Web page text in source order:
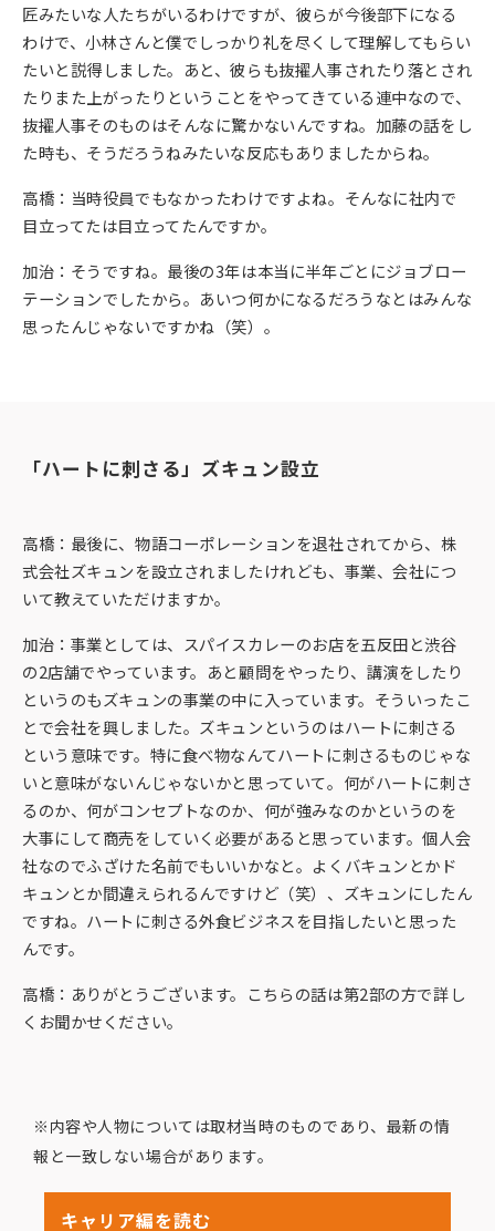
匠みたいな人たちがいるわけですが、彼らが今後部下になる
わけで、小林さんと僕でしっかり礼を尽くして理解してもらい
たいと説得しました。あと、彼らも抜擢人事されたり落とされ
たりまた上がったりということをやってきている連中なので、
抜擢人事そのものはそんなに驚かないんですね。加藤の話をし
た時も、そうだろうねみたいな反応もありましたからね。
高橋：当時役員でもなかったわけですよね。そんなに社内で
目立ってたは目立ってたんですか。
加治：そうですね。最後の3年は本当に半年ごとにジョブロー
テーションでしたから。あいつ何かになるだろうなとはみんな
思ったんじゃないですかね（笑）。
「ハートに刺さる」ズキュン設立
高橋：最後に、物語コーポレーションを退社されてから、株
式会社ズキュンを設立されましたけれども、事業、会社につ
いて教えていただけますか。
加治：事業としては、スパイスカレーのお店を五反田と渋谷
の2店舗でやっています。あと顧問をやったり、講演をしたり
というのもズキュンの事業の中に入っています。そういったこ
とで会社を興しました。ズキュンというのはハートに刺さる
という意味です。特に食べ物なんてハートに刺さるものじゃな
いと意味がないんじゃないかと思っていて。何がハートに刺さ
るのか、何がコンセプトなのか、何が強みなのかというのを
大事にして商売をしていく必要があると思っています。個人会
社なのでふざけた名前でもいいかなと。よくバキュンとかド
キュンとか間違えられるんですけど（笑）、ズキュンにしたん
ですね。ハートに刺さる外食ビジネスを目指したいと思った
んです。
高橋：ありがとうございます。こちらの話は第2部の方で詳し
くお聞かせください。
※内容や人物については取材当時のものであり、最新の情
報と一致しない場合があります。
キャリア編を読む